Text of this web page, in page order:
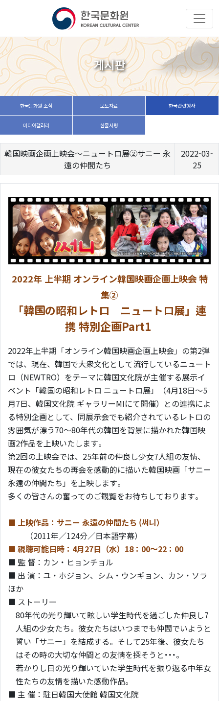
게시판
한국문화원 소식 보도자료 한국관련행사
미디어갤러리 한줄서평
韓国映画企画上映会～ニュートロ展②サニー 永
遠の仲間たち
2022-03-
25
2022年 上半期 オンライン韓国映画企画上映会 特
集②
「韓国の昭和レトロ ニュートロ展」連
携 特別企画Part1
2022年上半期「オンライン韓国映画企画上映会」の第2弾
では、現在、韓国で大衆文化として流行しているニュート
ロ（NEWTRO）をテーマに韓国文化院が主催する展示イ
ベント「韓国の昭和レトロ ニュートロ展」（4月18日～5
月7日、韓国文化院 ギャラリーMIにて開催）との連携によ
る特別企画として、同展示会でも紹介されているレトロの
雰囲気が漂う70～80年代の韓国を背景に描かれた韓国映
画2作品を上映いたします。
第2回の上映会では、25年前の仲良し少女7人組の友情、
現在の彼女たちの再会を感動的に描いた韓国映画「サニー
永遠の仲間たち」を上映します。
多くの皆さんの奮ってのご観覧をお待ちしております。
■ 上映作品：サニー 永遠の仲間たち (써니）
（2011年／124分／日本語字幕）
■ 視聴可能日時：4月27日（水）18：00～22：00
■ 監 督：カン・ヒョンチョル
■ 出 演：ユ・ホジョン、シム・ウンギョン、カン・ソラ
ほか
■ ストーリー
80年代の光り輝いて眩しい学生時代を過ごした仲良し7
人組の少女たち。彼女たちはいつまでも仲間でいようと
誓い「サニー」を結成する。そして25年後、彼女たち
はその時の大切な仲間との友情を探そうと･･･。
若かりし日の光り輝いていた学生時代を振り返る中年女
性たちの友情を描いた感動作品。
■ 主 催：駐日韓国大使館 韓国文化院